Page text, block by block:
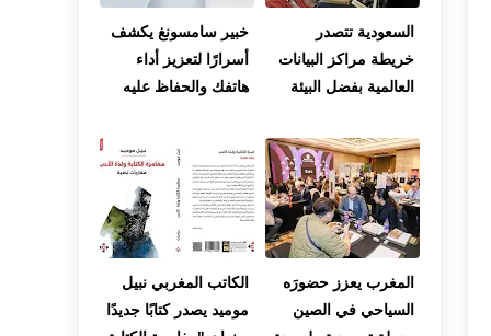
السعودية تتصدر
خريطة مراكز البيانات
العالمية بفضل البيئة
الحكومية
خبير سامسونغ يكشف
أسرارًا لتعزيز أداء
هاتفك والحفاظ عليه
المغرب يعزز حضورَه
السياحي في الصين
الكاتب المغربي نبيل
موميد يصدر كتابًا جديدًا